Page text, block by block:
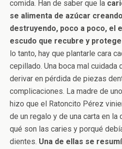
comida. Han de saber que la
se alimenta de azúcar
destruyendo, poco a poco, el
escudo que recubre y
lo tanto, hay que plantarle cara
cepillado. Una boca mal cuidada
derivar en pérdida de piezas
complicaciones. La madre de
hizo que el Ratoncito Pérez
de un regalo y de una carta en la
qué son las caries y porqué
dientes. Una de ellas se